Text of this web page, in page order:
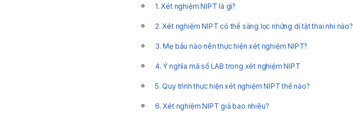
1. Xét nghiệm NIPT là gì?
2. Xét nghiệm NIPT có thể sàng lọc những dị tật thai nhi nào?
3. Mẹ bầu nào nên thực hiện xét nghiệm NIPT?
4. Ý nghĩa mã số LAB trong xét nghiệm NIPT
5. Quy trình thực hiện xét nghiệm NIPT thế nào?
6. Xét nghiệm NIPT giá bao nhiêu?